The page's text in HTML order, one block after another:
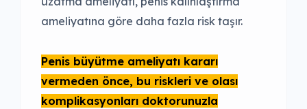
ameliyatına göre daha fazla risk taşır.
Penis büyütme ameliyatı kararı
vermeden önce, bu riskleri ve olası
komplikasyonları doktorunuzla